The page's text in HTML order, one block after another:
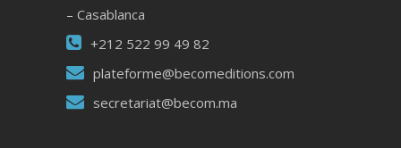
– Casablanca
+212 522 99 49 82
plateforme@becomeditions.com
secretariat@becom.ma